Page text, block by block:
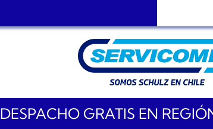
DESPACHO GRATIS EN